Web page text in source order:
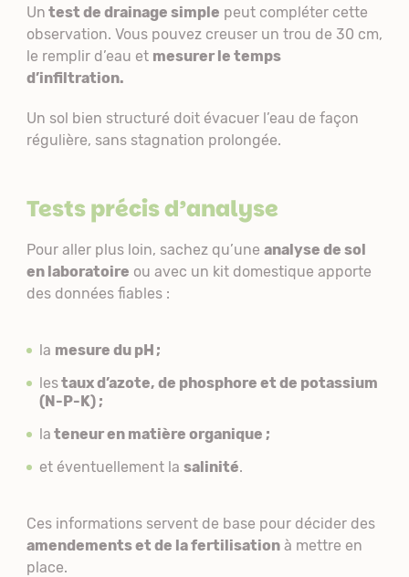
Un test de drainage simple peut compléter cette
observation. Vous pouvez creuser un trou de 30 cm,
le remplir d’eau et mesurer le temps
d’infiltration.
Un sol bien structuré doit évacuer l’eau de façon
régulière, sans stagnation prolongée.
Tests précis d’analyse
Pour aller plus loin, sachez qu’une analyse de sol
en laboratoire ou avec un kit domestique apporte
des données fiables :
la mesure du pH ;
lestaux d’azote, de phosphore et de potassium
(N-P-K) ;
la teneur en matière organique ;
et éventuellement la salinité.
Ces informations servent de base pour décider des
amendements et de la fertilisationà mettre en
place.